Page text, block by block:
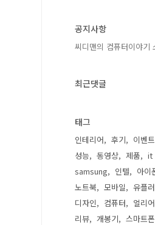
공지사항
씨디맨의 컴퓨터이야기
최근댓글
태그
인테리어 후기 이벤트
성능
동영상 제품 it
samsung
인텔 아이
노트북
모바일 유플
디자인
컴퓨터 얼리
리뷰
개봉기 스마트폰